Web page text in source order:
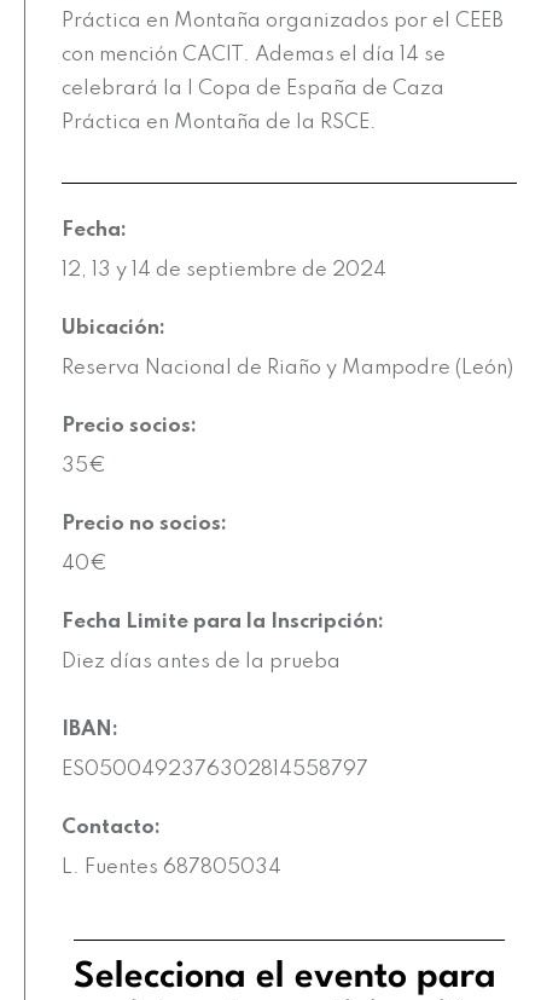
Práctica en Montaña organizados por el CEEB
con mención CACIT. Ademas el día 14 se
celebrará la I Copa de España de Caza
Práctica en Montaña de la RSCE.
Fecha:
12, 13 y 14 de septiembre de 2024
Ubicación:
Reserva Nacional de Riaño y Mampodre (León)
Precio socios:
35€
Precio no socios:
40€
Fecha Limite para la Inscripción:
Diez días antes de la prueba
IBAN:
ES0500492376302814558797
Contacto:
L. Fuentes 687805034
Selecciona el evento para